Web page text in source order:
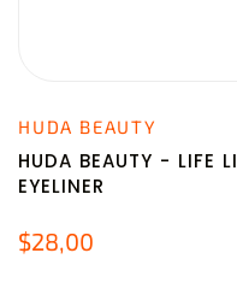
HUDA BEAUTY
HUDA BEAUTY - LIFE
EYELINER
$28,00